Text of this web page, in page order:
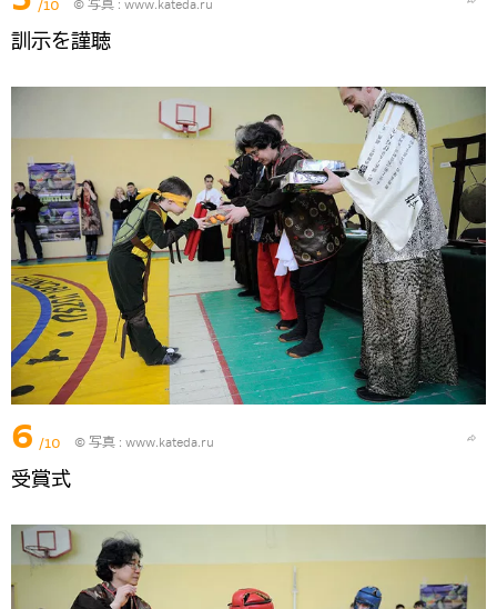
/10 © 写真 : www.kateda.ru
訓示を謹聴
6 /10 © 写真 : www.kateda.ru
受賞式